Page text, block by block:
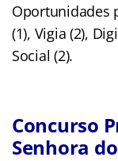
Oportunidades
(1), Vigia (2),
Social (2).
Concurso
Senhora